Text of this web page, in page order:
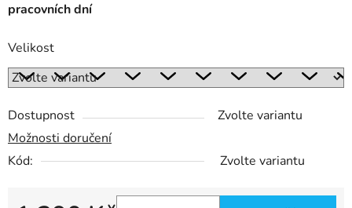
pracovních dní
Velikost
Dostupnost
Zvolte variantu
Možnosti doručení
Kód:
Zvolte variantu